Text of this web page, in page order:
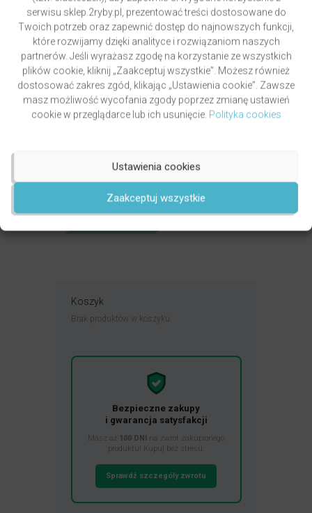
serwisu sklep.2ryby.pl, prezentować treści dostosowane do
Twoich potrzeb oraz zapewnić dostęp do najnowszych funkcji,
które rozwijamy dzięki analityce i rozwiązaniom naszych
partnerów. Jeśli wyrażasz zgodę na korzystanie ze wszystkich
plików cookie, kliknij „Zaakceptuj wszystkie”. Możesz również
dostosować zakres zgód, klikając „Ustawienia cookie”. Zawsze
masz możliwość wycofania zgody poprzez zmianę ustawień
cookie w przeglądarce lub ich usunięcie. Polityka cookies
Zaakceptuj wszystkie
Ustawienia cookies
ks. Piotr Pawlukiewicz
Koszyk
Brak produktów w koszyku.
Bezpieczne zakupy
i gwarancja satysfakcji
Masz aż 100 DNI
na zwrot zakupionego
produktu! Kupuj bez stresu.
Sprawdź szczegóły zwrotu